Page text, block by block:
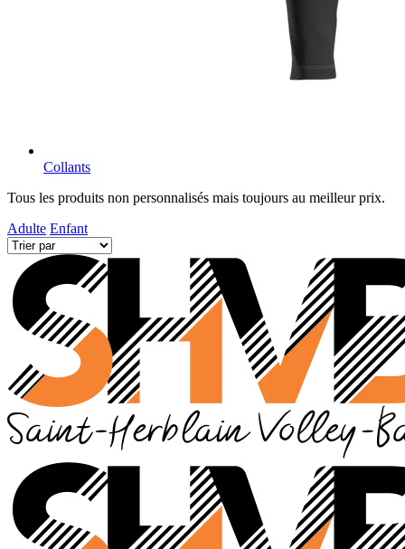
Collants
Tous les produits non personnalisés mais toujours au meilleur prix.
Adulte Enfant